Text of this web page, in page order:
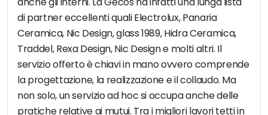
di partner eccellenti quali Electrolux, Panaria
Ceramica, Nic Design, glass 1989, Hidra Ceramica,
Traddel, Rexa Design, Nic Design e molti altri. Il
servizio offerto è chiavi in mano ovvero comprende
la progettazione, la realizzazione e il collaudo. Ma
non solo, un servizio ad hoc si occupa anche delle
pratiche relative ai mutui. Tra i migliori lavori tetti in